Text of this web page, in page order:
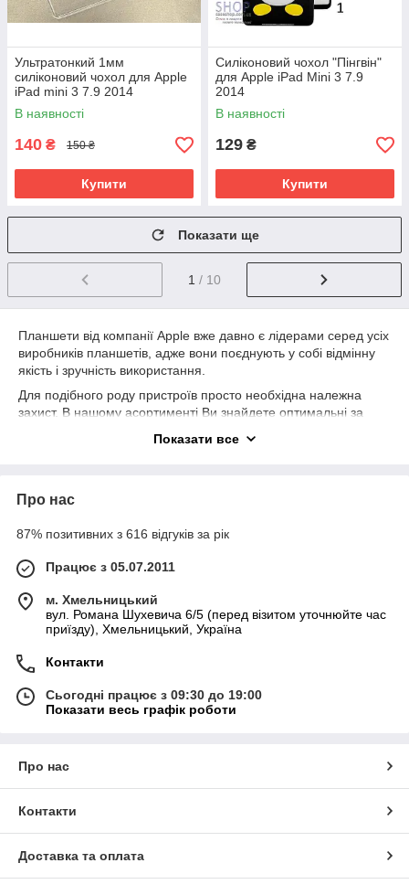
Ультратонкий 1мм
силіконовий чохол для Apple
iPad mini 3 7.9 2014
В наявності
140 ₴ 150 ₴
Купити
Силіконовий чохол "Пінгвін"
для Apple iPad Mini 3 7.9
2014
В наявності
129 ₴
Купити
Показати ще
1 / 10
Планшети від компанії Apple вже давно є лідерами серед усіх
виробників планшетів, адже вони поєднують у собі відмінну
якість і зручність використання.
Для подібного роду пристроїв просто необхідна належна
захист. В нашому асортименті Ви знайдете оптимальні за
Показати все
Про нас
87% позитивних з 616 відгуків за рік
Працює з 05.07.2011
м. Хмельницький
вул. Романа Шухевича 6/5 (перед візитом уточнюйте час
приїзду), Хмельницький, Україна
Контакти
Сьогодні працює з 09:30 до 19:00
Показати весь графік роботи
Про нас
Контакти
Доставка та оплата